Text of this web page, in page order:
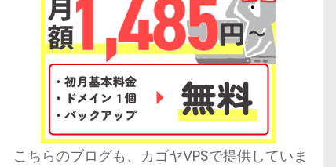
こちらのブログも、カゴヤVPSで提供していま